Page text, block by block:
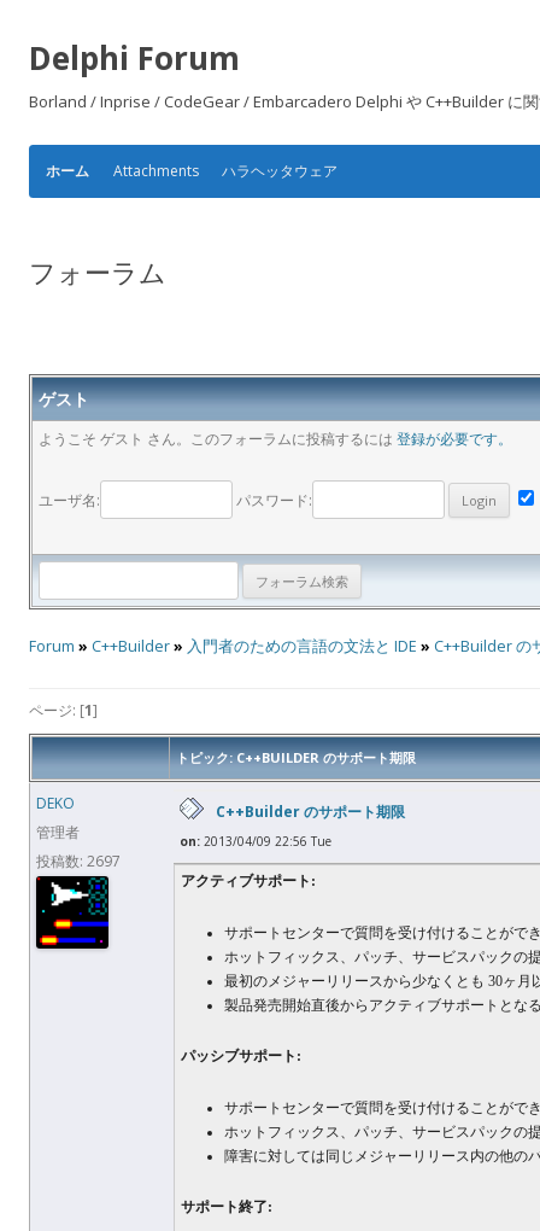
Delphi Forum
Borland / Inprise / CodeGear / Embarcadero Delphi や C++Builder に
ホーム Attachments ハラヘッタウェア
フォーラム
ゲスト
ようこそ ゲスト さん。このフォーラムに投稿するには 登録が必要です。
ユーザ名: パスワード:
Forum » C++Builder» 入門者のための言語の文法と IDE » C++Builder の
ページ: [1]
トピック: C++BUILDER のサポート期限
DEKO
管理者
投稿数: 2697
C++Builder のサポート期限
on: 2013/04/09 22:56 Tue
アクティブサポート:
サポートセンターで質問を受け付けることがで
ホットフィックス、パッチ、サービスパックの
最初のメジャーリリースから少なくとも 30ヶ
製品発売開始直後からアクティブサポートとな
パッシブサポート:
サポートセンターで質問を受け付けることがで
ホットフィックス、パッチ、サービスパックの
障害に対しては同じメジャーリリース内の他の
サポート終了: